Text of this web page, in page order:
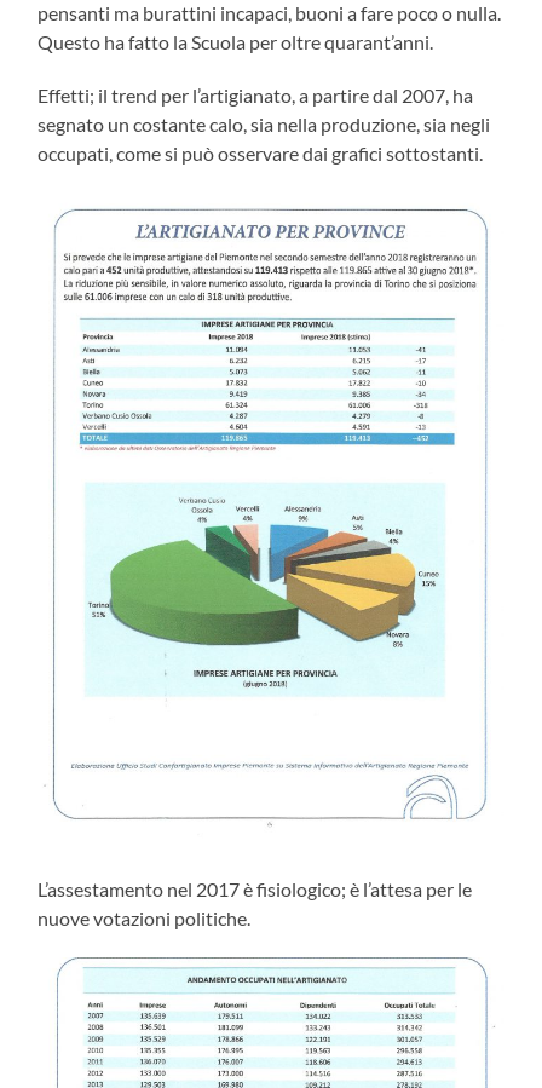
pensanti ma burattini incapaci, buoni a fare poco o nulla.
Questo ha fatto la Scuola per oltre quarant’anni.
Effetti; il trend per l’artigianato, a partire dal 2007, ha
segnato un costante calo, sia nella produzione, sia negli
occupati, come si può osservare dai grafici sottostanti.
L’assestamento nel 2017 è fisiologico; è l’attesa per le
nuove votazioni politiche.